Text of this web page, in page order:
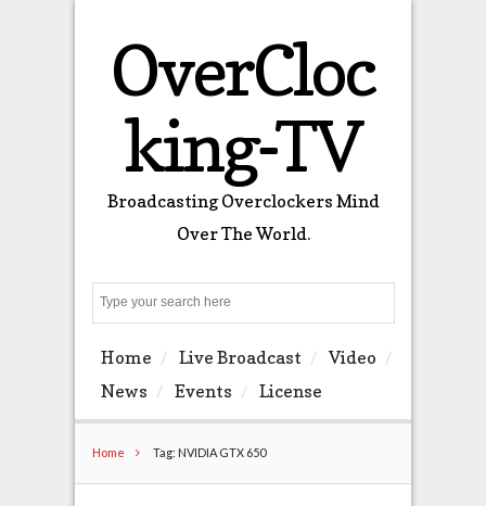
OverCloc
king-TV
Broadcasting Overclockers Mind
Over The World.
Home Live Broadcast
Video
News
Events License
Home Tag: NVIDIA GTX 650